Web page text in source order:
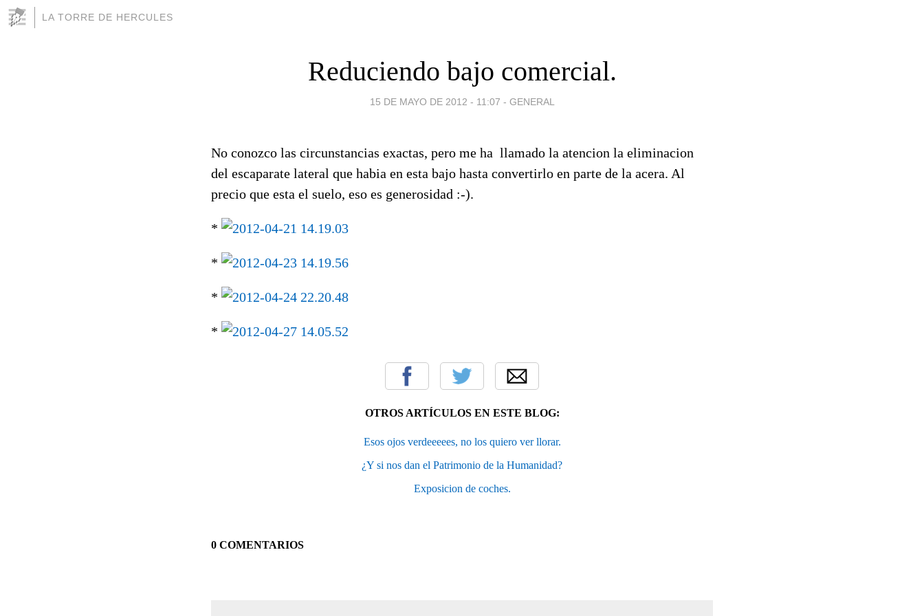
LA TORRE DE HERCULES
Reduciendo bajo comercial.
15 DE MAYO DE 2012 - 11:07 - GENERAL
No conozco las circunstancias exactas, pero me ha llamado la atencion la eliminacion
del escaparate lateral que habia en esta bajo hasta convertirlo en parte de la acera. Al
precio que esta el suelo, eso es generosidad :-).
*
*
*
*
OTROS ARTÍCULOS EN ESTE BLOG:
Esos ojos verdeeeees, no los quiero ver llorar.
¿Y si nos dan el Patrimonio de la Humanidad?
Exposicion de coches.
0 COMENTARIOS